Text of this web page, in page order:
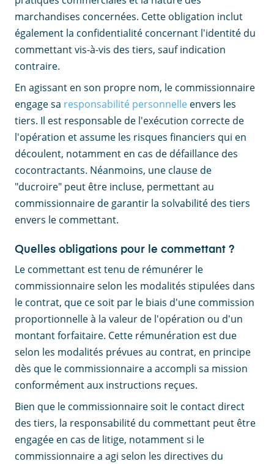
marchandises concernées. Cette obligation inclut
également la confidentialité concernant l'identité du
commettant vis-à-vis des tiers, sauf indication
contraire.
En agissant en son propre nom, le commissionnaire
engage sa responsabilité personnelle envers les
tiers. Il est responsable de l'exécution correcte de
l'opération et assume les risques financiers qui en
découlent, notamment en cas de défaillance des
cocontractants. Néanmoins, une clause de
"ducroire" peut être incluse, permettant au
commissionnaire de garantir la solvabilité des tiers
envers le commettant.
Quelles obligations pour le commettant ?
Le commettant est tenu de rémunérer le
commissionnaire selon les modalités stipulées dans
le contrat, que ce soit par le biais d'une commission
proportionnelle à la valeur de l'opération ou d'un
montant forfaitaire. Cette rémunération est due
selon les modalités prévues au contrat, en principe
dès que le commissionnaire a accompli sa mission
conformément aux instructions reçues.
Bien que le commissionnaire soit le contact direct
des tiers, la responsabilité du commettant peut être
engagée en cas de litige, notamment si le
commissionnaire a agi selon les directives du